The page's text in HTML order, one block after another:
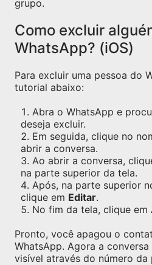
grupo.
Como excluir
WhatsApp? (iOS)
Para excluir uma pessoa do
tutorial abaixo:
Abra o WhatsApp e
deseja excluir.
Em seguida, clique no
abrir a conversa.
Ao abrir a conversa,
na parte superior da tela.
Após, na parte superior
clique em Editar.
No fim da tela, clique em
Pronto, você apagou o
WhatsApp. Agora a
visível através do número da